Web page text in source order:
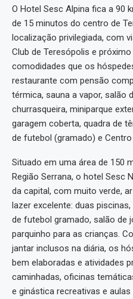
O Hotel Sesc Alpina fica a 90
de 15 minutos do centro de
localização privilegiada, com
Club de Teresópolis e
comodidades que os
restaurante com pensão
térmica, sauna a vapor, salão
churrasqueira, miniparque
garagem coberta, quadra de
de futebol (gramado) e
Situado em uma área de 150
Região Serrana, o hotel Sesc
da capital, com muito verde,
lazer excelente: duas
de futebol gramado, salão de
parquinho para as crianças.
jantar inclusos na diária, os
bem elaboradas e atividades
caminhadas, oficinas
e ginástica recreativas e